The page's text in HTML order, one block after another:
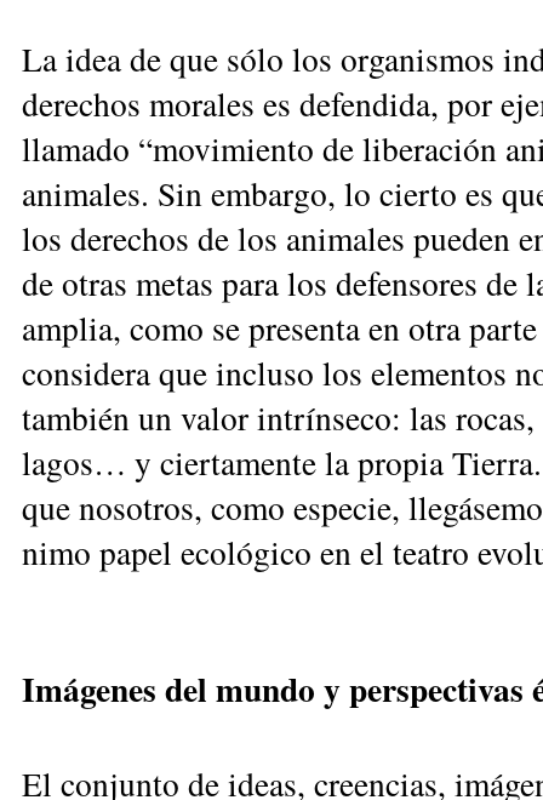
La idea de que sólo los organismos
derechos morales es defendida, por
llamado “movimiento de li­beración
animales. Sin em­bargo, lo cierto es
los derechos de los animales pueden
de otras metas para los defensores de
amplia, como se presenta en otra
consi­dera que incluso los elementos
también un valor intrínseco: las
lagos… y ciertamente la propia
que nosotros, como especie,
nimo papel ecológico en el teatro
Imágenes del mundo y perspectivas
El conjunto de ideas, creencias,